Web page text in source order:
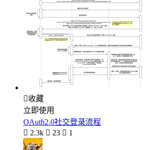
收藏
立即使用
OAuth2.0社交登录流程
 2.3k  23  1